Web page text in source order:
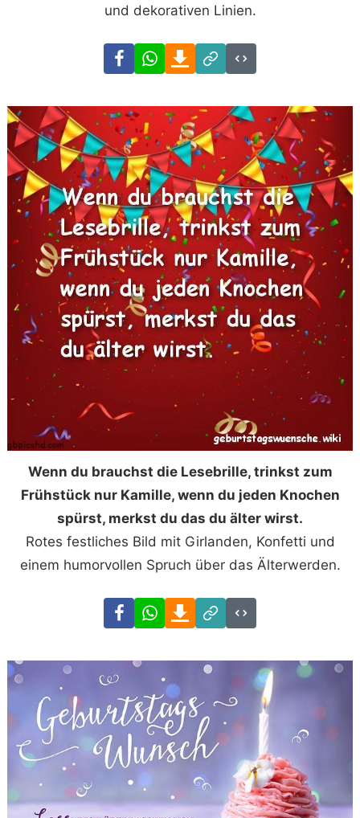
und dekorativen Linien.
FacebookWhatsAppDownload
Link
Code
Wenn du brauchst die Lesebrille, trinkst zum
Frühstück nur Kamille, wenn du jeden Knochen
spürst, merkst du das du älter wirst.
Rotes festliches Bild mit Girlanden, Konfetti und
einem humorvollen Spruch über das Älterwerden.
FacebookWhatsAppDownload
Link
Code